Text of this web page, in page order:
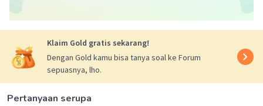
Klaim Gold gratis sekarang!
Dengan Gold kamu bisa tanya soal ke Forum
sepuasnya, lho.
Pertanyaan serupa